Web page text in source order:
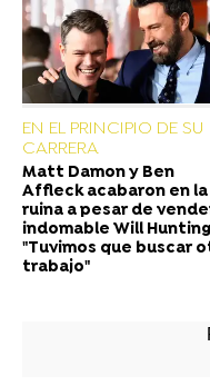
EN EL PRINCIPIO DE SU
CARRERA
Matt Damon y Ben
Affleck acabaron en la
ruina a pesar de
indomable Will
"Tuvimos que buscar
trabajo"